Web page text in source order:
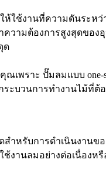
ช้งานที่ความดันระหว่
วามต้องการสูงสุดของ
ด
เพราะ ปั๊มลมแบบ
ะบวนการทำงานไม้ที่ต้อ
หรับการดำเนินงาน
านลมอย่างต่อเนื่องหรื